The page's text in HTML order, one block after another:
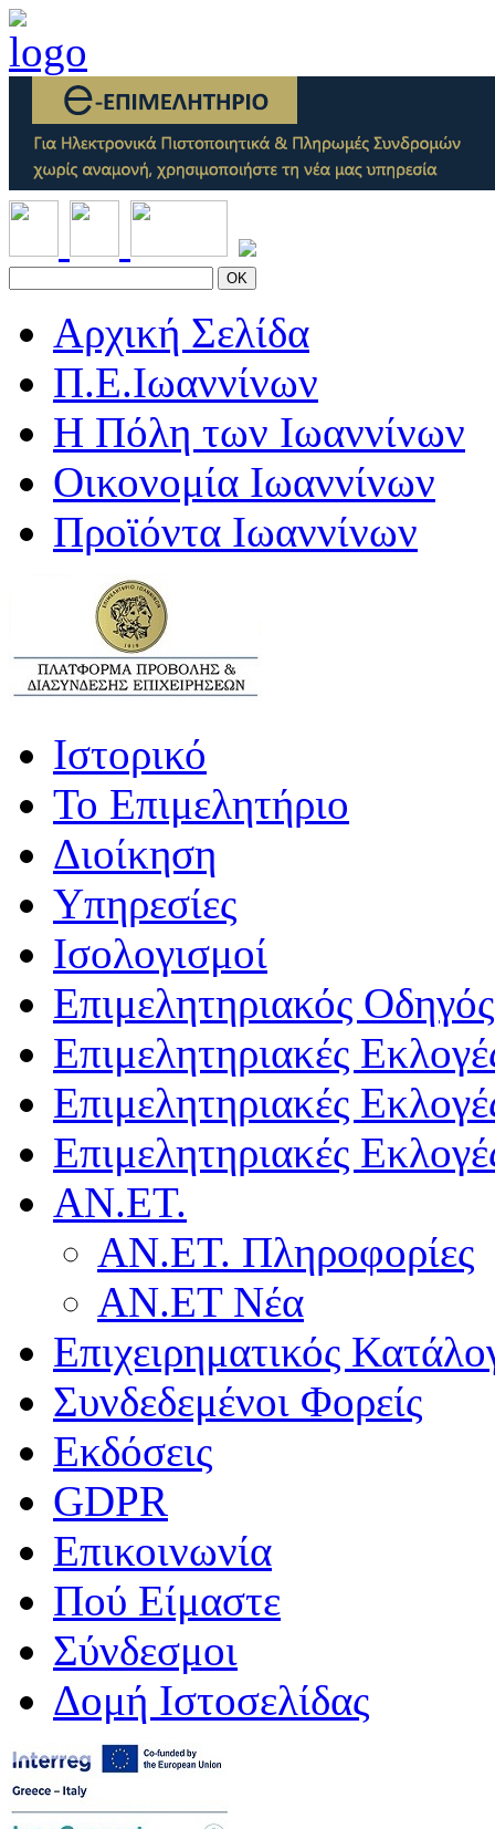
OK
Αρχική Σελίδα
Π.Ε.Ιωαννίνων
Η Πόλη των Ιωαννίνων
Οικονομία Ιωαννίνων
Προϊόντα Ιωαννίνων
Ιστορικό
Το Επιμελητήριο
Διοίκηση
Υπηρεσίες
Ισολογισμοί
Επιμελητηριακός Οδηγός
Επιμελητηριακές
Επιμελητηριακές
Επιμελητηριακές
ΑΝ.ΕΤ.
ΑΝ.ΕΤ. Πληροφορίες
ΑΝ.ΕΤ Νέα
Επιχειρηματικός
Συνδεδεμένοι Φορείς
Εκδόσεις
GDPR
Επικοινωνία
Πού Είμαστε
Σύνδεσμοι
Δομή Ιστοσελίδας